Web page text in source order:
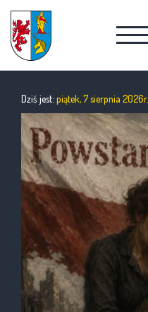
Dziś jest: piątek, 7 sierpnia 2026r.